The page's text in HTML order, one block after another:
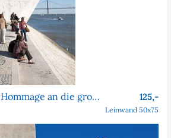
Wellen aus Stein – Hommage an die großen Entdecker 125,-
Leinwand 50x75